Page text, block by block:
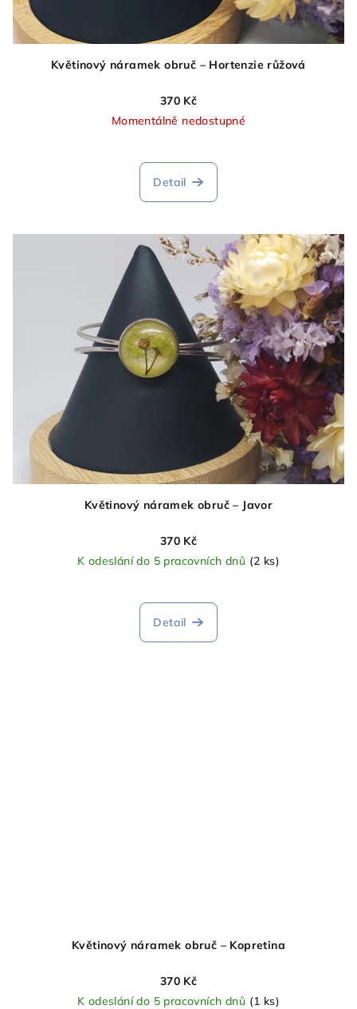
Květinový náramek obruč – Hortenzie růžová
370 Kč
Momentálně nedostupné
Detail
Květinový náramek obruč – Javor
370 Kč
K odeslání do 5 pracovních dnů (2 ks)
Detail
Květinový náramek obruč – Kopretina
370 Kč
K odeslání do 5 pracovních dnů (1 ks)